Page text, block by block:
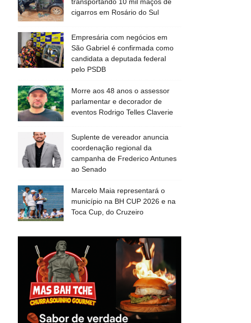
cigarros em Rosário do Sul
Empresária com negócios em
São Gabriel é confirmada como
candidata a deputada federal
pelo PSDB
Morre aos 48 anos o assessor
parlamentar e decorador de
eventos Rodrigo Telles Claverie
Suplente de vereador anuncia
coordenação regional da
campanha de Frederico Antunes
ao Senado
Marcelo Maia representará o
município na BH CUP 2026 e na
Toca Cup, do Cruzeiro